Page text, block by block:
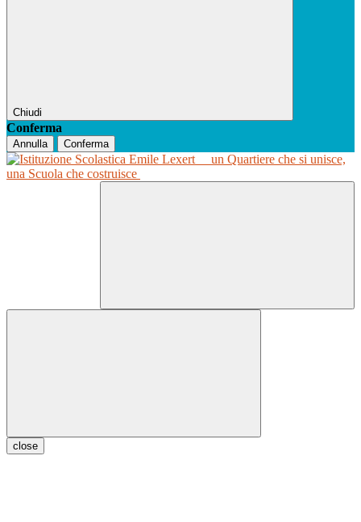
Chiudi
Conferma
Annulla Conferma
un Quartiere che si unisce,
una Scuola che costruisce
close